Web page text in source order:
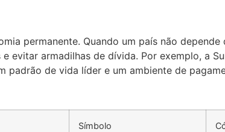
permanente. Quando um país não depende
evitar armadilhas de dívida. Por exemplo, a
padrão de vida líder e um ambiente de
Símbolo